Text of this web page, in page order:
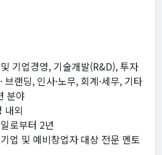
기업경영, 기술개발(R&D), 투자
브랜딩, 인사·노무, 회계·세무, 기타
분야
내외
로부터 2년
업 및 예비창업자 대상 전문 멘토